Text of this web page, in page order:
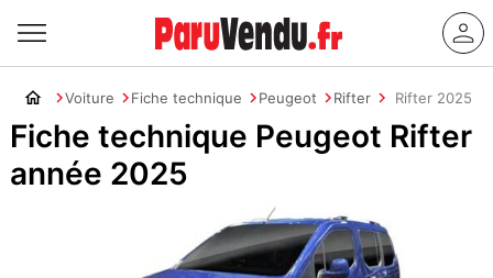
Voiture Fiche technique Peugeot Rifter Rifter 2025
Fiche technique Peugeot Rifter
année 2025